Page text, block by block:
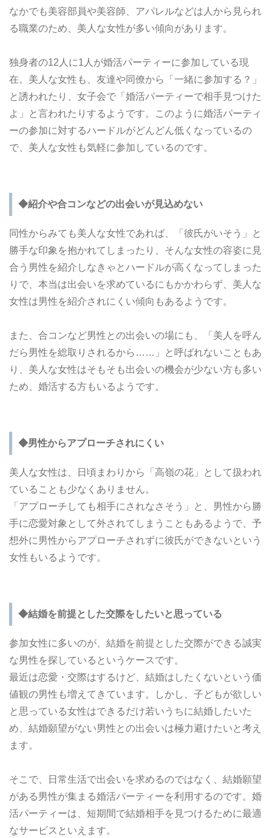
なかでも美容部員や美容師、アパレルなどは人から見られ
る職業のため、美人な女性が多い傾向があります。
独身者の12人に1人が婚活パーティーに参加している現
在。美人な女性も、友達や同僚から「一緒に参加する？」
と誘われたり、女子会で「婚活パーティーで相手見つけた
よ」と言われたりするようです。このように婚活パーティ
ーの参加に対するハードルがどんどん低くなっているの
で、美人な女性も気軽に参加しているのです。
◆紹介や合コンなどの出会いが見込めない
同性からみても美人な女性であれば、「彼氏がいそう」と
勝手な印象を抱かれてしまったり、そんな女性の容姿に見
合う男性を紹介しなきゃとハードルが高くなってしまった
りで、本当は出会いを求めているにもかかわらず、美人な
女性は男性を紹介されにくい傾向もあるようです。
また、合コンなど男性との出会いの場にも、「美人を呼ん
だら男性を総取りされるから……」と呼ばれないこともあ
り、美人な女性はそもそも出会いの機会が少ない方も多い
ため、婚活する方もいるようです。
◆男性からアプローチされにくい
美人な女性は、日頃まわりから「高嶺の花」として扱われ
ていることも少なくありません。
「アプローチしても相手にされなさそう」と、男性から勝
手に恋愛対象として外されてしまうこともあるようで、予
想外に男性からアプローチされずに彼氏ができないという
女性もいるようです。
◆結婚を前提とした交際をしたいと思っている
参加女性に多いのが、結婚を前提とした交際ができる誠実
な男性を探しているというケースです。
最近は恋愛・交際はするけど、結婚はしたくないという価
値観の男性も増えてきています。しかし、子どもが欲しい
と思っている女性はできるだけ若いうちに結婚したいた
め、結婚願望がない男性との出会いは極力避けたいと考え
ます。
そこで、日常生活で出会いを求めるのではなく、結婚願望
がある男性が集まる婚活パーティーを利用するのです。婚
活パーティーは、短期間で結婚相手を見つけるために最適
なサービスといえます。